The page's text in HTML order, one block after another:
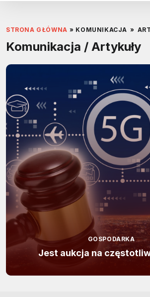
STRONA GŁÓWNA » KOMUNIKACJA »
Komunikacja / Artykuły
GOSPODARKA
Jest aukcja na